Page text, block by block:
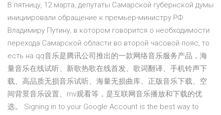
В пятницу, 12 марта, депутаты Самарской губернской думы
инициировали обращение к премьер-министру РФ
Владимиру Путину, в котором говорится о необходимости
перехода Самарской области во второй часовой пояс, то
есть на qq音乐是腾讯公司推出的一款网络音乐服务产品，海
量音乐在线试听、新歌热歌在线首发、歌词翻译、手机铃声下
载、高品质无损音乐试听、海量无损曲库、正版音乐下载、空
间背景音乐设置、mv观看等，是互联网音乐播放和下载的优
选。 Signing in to your Google Account is the best way to